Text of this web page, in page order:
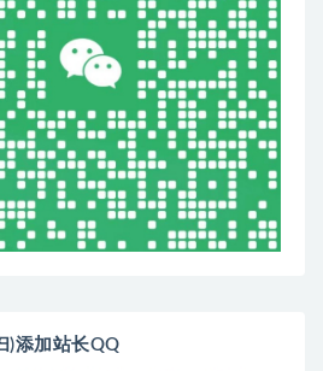
)添加站长QQ